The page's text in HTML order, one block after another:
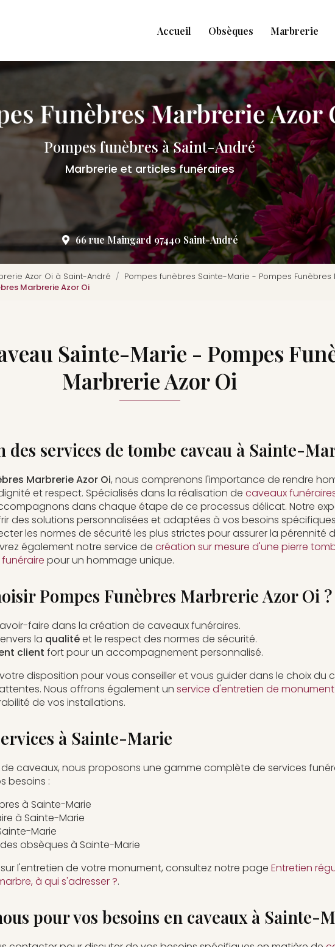
Accueil
Obsèques Marbrerie
Pompes funèbres à Saint-André
Marbrerie et articles funéraires
66 rue Maingard 97440 Saint-André
Azor Oi à Saint-André
Pompes funèbres Sainte-Marie - Pompes Funèbres
Marbrerie Azor Oi
Sainte-Marie - Pompes
Marbrerie Azor Oi
des services de tombe caveau à Sainte-
Marbrerie Azor Oi, nous comprenons l'importance de rendre
et respect. Spécialisés dans la réalisation de caveaux
dans chaque étape de ce processus délicat. Notre
des solutions personnalisées et adaptées à vos besoins
les normes de sécurité les plus strictes pour assurer la pérennité
également notre service de création sur mesure d'une pierre
pour un hommage unique.
Pompes Funèbres Marbrerie Azor Oi ?
faire dans la création de caveaux funéraires.
la qualitéet le respect des normes de sécurité.
client fort pour un accompagnement personnalisé.
disposition pour vous conseiller et vous guider dans le choix du
Nous offrons également un service d'entretien de
de vos installations.
à Sainte-Marie
caveaux, nous proposons une gamme complète de services
besoins :
à Sainte-Marie
à Sainte-Marie
Marie
obsèques à Sainte-Marie
l'entretien de votre monument, consultez notre page Entretien
à qui s'adresser ?.
pour vos besoins en caveaux à Sainte-